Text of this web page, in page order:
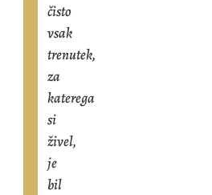
čisto
vsak
trenutek,
za
katerega
si
živel,
je
bil